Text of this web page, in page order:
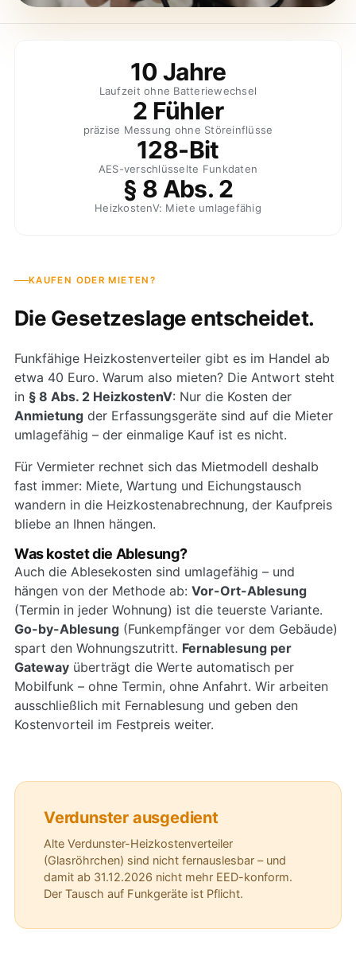
10 Jahre
Laufzeit ohne Batteriewechsel
2 Fühler
präzise Messung ohne Störeinflüsse
128-Bit
AES-verschlüsselte Funkdaten
§ 8 Abs. 2
HeizkostenV: Miete umlagefähig
KAUFEN ODER MIETEN?
Die Gesetzeslage entscheidet.
Funkfähige Heizkostenverteiler gibt es im Handel ab
etwa 40 Euro. Warum also mieten? Die Antwort steht
in § 8 Abs. 2 HeizkostenV: Nur die Kosten der
Anmietungder Erfassungsgeräte sind auf die Mieter
umlagefähig – der einmalige Kauf ist es nicht.
Für Vermieter rechnet sich das Mietmodell deshalb
fast immer: Miete, Wartung und Eichungstausch
wandern in die Heizkostenabrechnung, der Kaufpreis
bliebe an Ihnen hängen.
Was kostet die Ablesung?
Auch die Ablesekosten sind umlagefähig – und
hängen von der Methode ab: Vor-Ort-Ablesung
(Termin in jeder Wohnung) ist die teuerste Variante.
Go-by-Ablesung(Funkempfänger vor dem Gebäude)
spart den Wohnungszutritt. Fernablesung per
Gatewayüberträgt die Werte automatisch per
Mobilfunk – ohne Termin, ohne Anfahrt. Wir arbeiten
ausschließlich mit Fernablesung und geben den
Kostenvorteil im Festpreis weiter.
Verdunster ausgedient
Alte Verdunster-Heizkostenverteiler
(Glasröhrchen) sind nicht fernauslesbar – und
damit ab 31.12.2026 nicht mehr EED-konform.
Der Tausch auf Funkgeräte ist Pflicht.